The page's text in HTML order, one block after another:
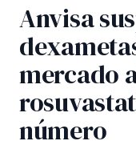
Anvisa
mercado
número